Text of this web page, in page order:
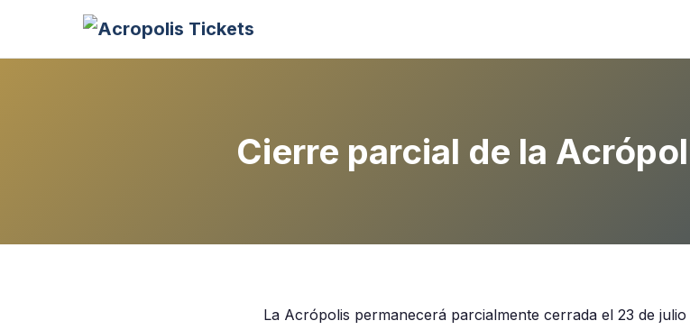
Cierre parcial de la
La Acrópolis permanecerá parcialmente cerrada el 23 de